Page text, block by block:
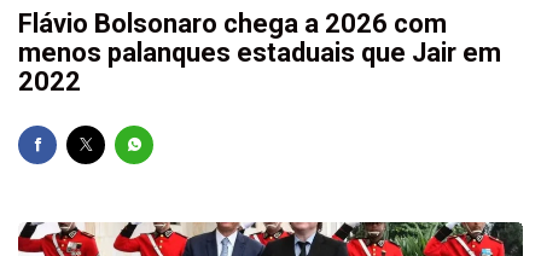
Flávio Bolsonaro chega a 2026 com
menos palanques estaduais que Jair em
2022